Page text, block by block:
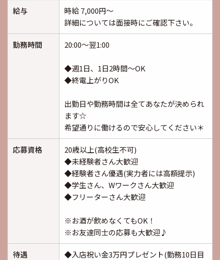
給与
時給 7,000円～
詳細については面接時にご確認下さい。
勤務時間 20:00～翌1:00
◆週1日、1日2時間～OK
◆終電上がりOK
出勤日や勤務時間は全てあなたが決められ
ます☆
希望通りに働けるので安心してください＊
応募資格
20歳以上(高校生不可)
◆未経験者さん大歓迎
◆経験者さん優遇(実力者には高額提示)
◆学生さん、Wワークさん大歓迎
◆フリーターさん大歓迎
※お酒が飲めなくてもOK！
※お友達同士の応募も大歓迎♪
待遇
◆入店祝い金3万円プレゼント(勤務10日目